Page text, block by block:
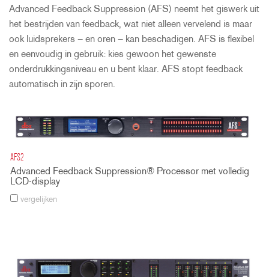
Advanced Feedback Suppression (AFS) neemt het giswerk uit
het bestrijden van feedback, wat niet alleen vervelend is maar
ook luidsprekers – en oren – kan beschadigen. AFS is flexibel
en eenvoudig in gebruik: kies gewoon het gewenste
onderdrukkingsniveau en u bent klaar. AFS stopt feedback
automatisch in zijn sporen.
AFS2
Advanced Feedback Suppression® Processor met volledig
LCD-display
vergelijken